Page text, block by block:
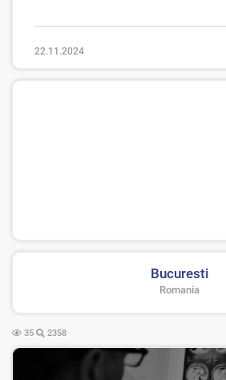
22.11.2024
Bucuresti
Romania
35 2358